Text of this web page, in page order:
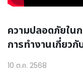
ความปลอดภัยใน
การทำงานเกี่ยว
10 ต.ค. 2568